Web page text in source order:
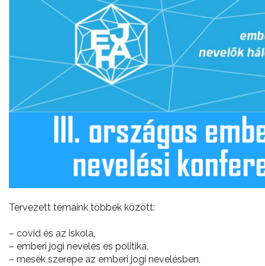
Tervezett témáink többek között:
– covid és az iskola,
– emberi jogi nevelés és politika,
– mesék szerepe az emberi jogi nevelésben,